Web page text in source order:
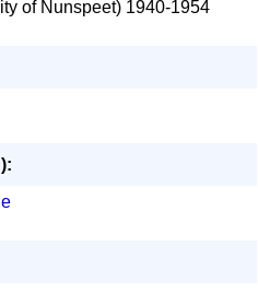
of Nunspeet) 1940-1954